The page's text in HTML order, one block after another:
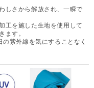
しさから解放され、一瞬で
工を施した生地を使用して
ます。
紫外線を気にすることなく